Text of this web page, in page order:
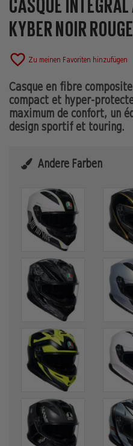
KYBER NOIR ROUGE
favorite_border Zu meinen Favoriten hinzufügen
Casque en fibre
compact et hyper-
maximum de confort, un
design sportif et touring.
Andere Farben